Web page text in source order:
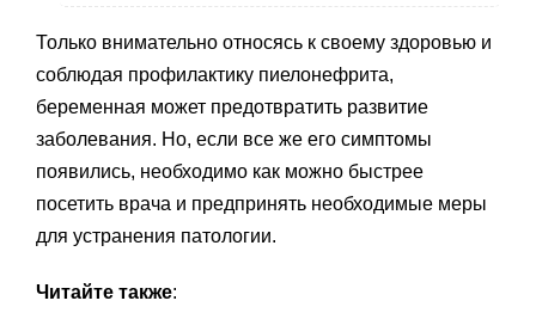
Только внимательно относясь к своему здоровью и
соблюдая профилактику пиелонефрита,
беременная может предотвратить развитие
заболевания. Но, если все же его симптомы
появились, необходимо как можно быстрее
посетить врача и предпринять необходимые меры
для устранения патологии.
Читайте также: